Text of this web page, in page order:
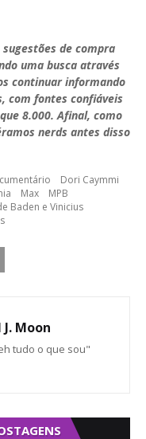
de compra
uma busca através
continuar informando
com fontes confiáveis
8.000. Afinal, como
nerds antes disso
Dori Caymmi
Max
MPB
Baden e Vinicius
J. Moon
tudo o que sou"